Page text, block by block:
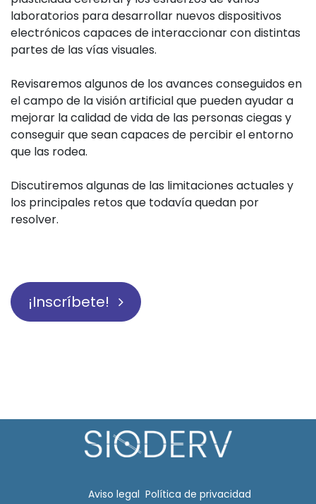
laboratorios para desarrollar nuevos dispositivos
electrónicos capaces de interaccionar con distintas
partes de las vías visuales.
Revisaremos algunos de los avances conseguidos en
el campo de la visión artificial que pueden ayudar a
mejorar la calidad de vida de las personas ciegas y
conseguir que sean capaces de percibir el entorno
que las rodea.
Discutiremos algunas de las limitaciones actuales y
los principales retos que todavía quedan por
resolver.
¡Inscríbete!
Aviso legal​ Política de privacidad